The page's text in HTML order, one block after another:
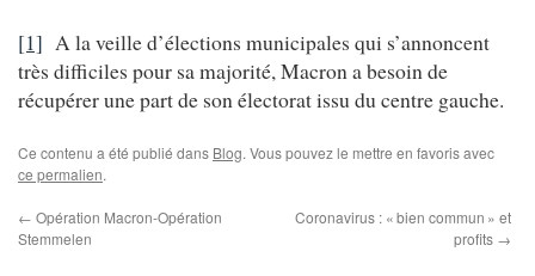
[1] A la veille d’élections municipales qui s’annoncent
très difficiles pour sa majorité, Macron a besoin de
récupérer une part de son électorat issu du centre gauche.
Ce contenu a été publié dans Blog. Vous pouvez le mettre en favoris avec
ce permalien.
← Opération Macron-Opération
Stemmelen
Coronavirus : « bien commun » et
profits →